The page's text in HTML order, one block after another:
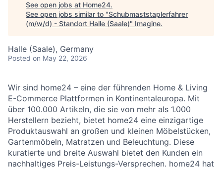
See open jobs at Home24.
See open jobs similar to "Schubmaststaplerfahrer
(m/w/d) - Standort Halle (Saale)" Imagine.
Halle (Saale), Germany
Posted on May 22, 2026
Wir sind home24 – eine der führenden Home & Living
E-Commerce Plattformen in Kontinentaleuropa. Mit
über 100.000 Artikeln, die sie von mehr als 1.000
Herstellern bezieht, bietet home24 eine einzigartige
Produktauswahl an großen und kleinen Möbelstücken,
Gartenmöbeln, Matratzen und Beleuchtung. Diese
kuratierte und breite Auswahl bietet den Kunden ein
nachhaltiges Preis-Leistungs-Versprechen. home24 hat